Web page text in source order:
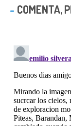
COMENTA,